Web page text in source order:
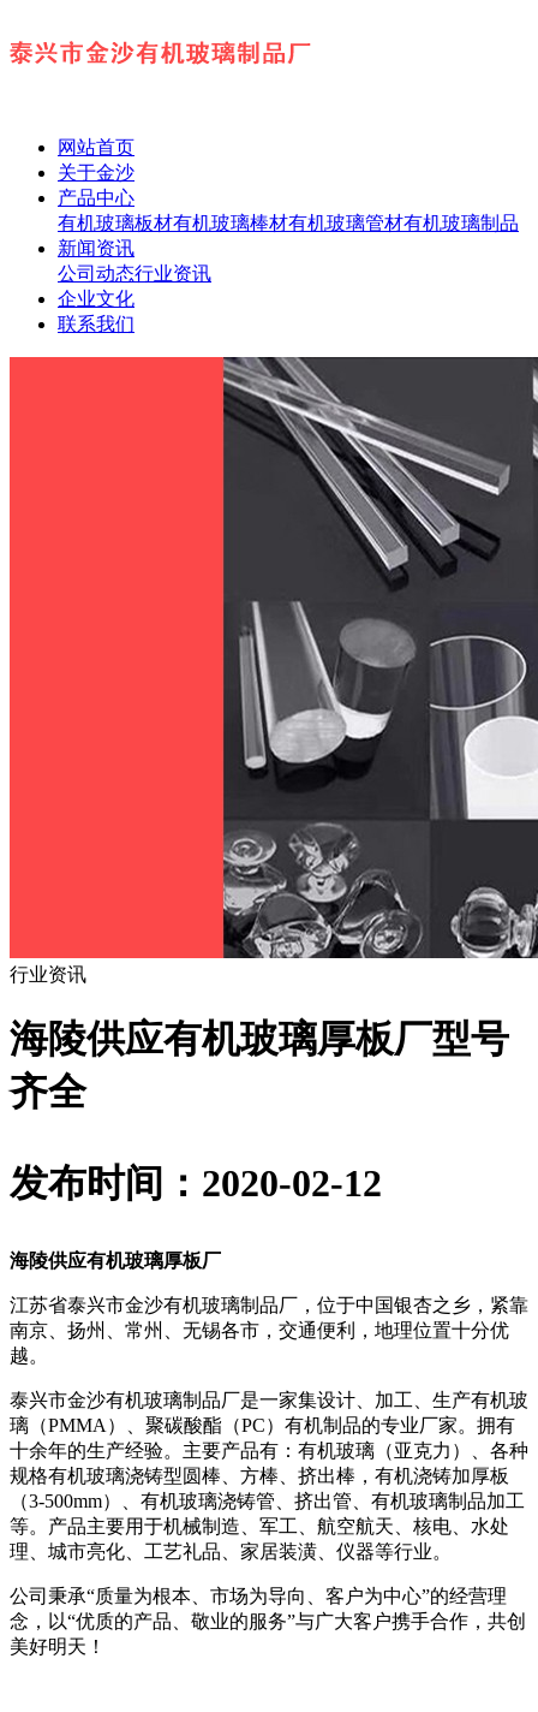
网站首页
关于金沙
产品中心
有机玻璃板材有机玻璃棒材有机玻璃管材有机玻璃制品
新闻资讯
公司动态行业资讯
企业文化
联系我们
行业资讯
海陵供应有机玻璃厚板厂型号
齐全
发布时间：2020-02-12
海陵供应有机玻璃厚板厂
江苏省泰兴市金沙有机玻璃制品厂，位于中国银杏之乡，紧靠
南京、扬州、常州、无锡各市，交通便利，地理位置十分优
越。
泰兴市金沙有机玻璃制品厂是一家集设计、加工、生产有机玻
璃（PMMA）、聚碳酸酯（PC）有机制品的专业厂家。拥有
十余年的生产经验。主要产品有：有机玻璃（亚克力）、各种
规格有机玻璃浇铸型圆棒、方棒、挤出棒，有机浇铸加厚板
（3-500mm）、有机玻璃浇铸管、挤出管、有机玻璃制品加工
等。产品主要用于机械制造、军工、航空航天、核电、水处
理、城市亮化、工艺礼品、家居装潢、仪器等行业。
公司秉承“质量为根本、市场为导向、客户为中心”的经营理
念，以“优质的产品、敬业的服务”与广大客户携手合作，共创
美好明天！